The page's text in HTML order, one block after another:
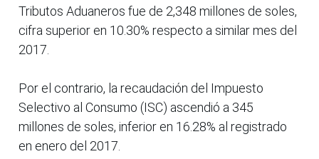
Tributos Aduaneros fue de 2,348 millones de soles,
cifra superior en 10.30% respecto a similar mes del
2017.
Por el contrario, la recaudación del Impuesto
Selectivo al Consumo (ISC) ascendió a 345
millones de soles, inferior en 16.28% al registrado
en enero del 2017.